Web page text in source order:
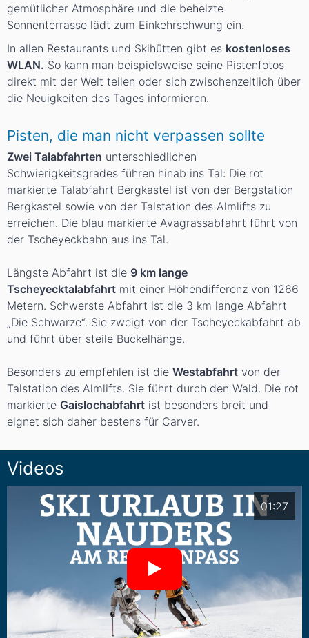
gemütlicher Atmosphäre und die beheizte
Sonnenterrasse lädt zum Einkehrschwung ein.
In allen Restaurants und Skihütten gibt es kostenloses
WLAN. So kann man beispielsweise seine Pistenfotos
direkt mit der Welt teilen oder sich zwischenzeitlich über
die Neuigkeiten des Tages informieren.
Pisten, die man nicht verpassen sollte
Zwei Talabfahrten unterschiedlichen
Schwierigkeitsgrades führen hinab ins Tal: Die rot
markierte Talabfahrt Bergkastel ist von der Bergstation
Bergkastel sowie von der Talstation des Almlifts zu
erreichen. Die blau markierte Avagrassabfahrt führt von
der Tscheyeckbahn aus ins Tal.
Längste Abfahrt ist die 9 km lange
Tscheyecktalabfahrt mit einer Höhendifferenz von 1266
Metern. Schwerste Abfahrt ist die 3 km lange Abfahrt
„Die Schwarze“. Sie zweigt von der Tscheyeckabfahrt ab
und führt über steile Buckelhänge.
Besonders zu empfehlen ist die Westabfahrt von der
Talstation des Almlifts. Sie führt durch den Wald. Die rot
markierte Gaislochabfahrt ist besonders breit und
eignet sich daher bestens für Carver.
Videos
01:27